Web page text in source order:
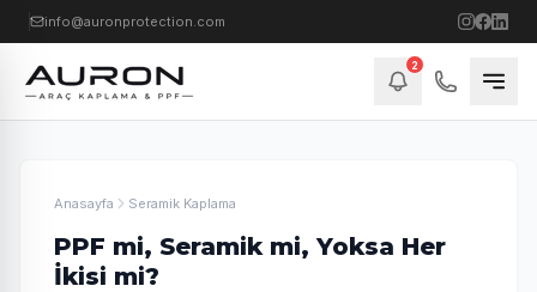
info@auronprotection.com
2
Anasayfa Seramik Kaplama
PPF mi, Seramik mi, Yoksa Her
İkisi mi?